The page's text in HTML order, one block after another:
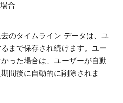
合
のタイムライン データは、ユ
まで保存され続けます。ユー
った場合は、ユーザーが自動
間後に自動的に削除されま